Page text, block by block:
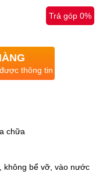
Trả góp 0%
thông tin
chữa
không bể vỡ, vào nước